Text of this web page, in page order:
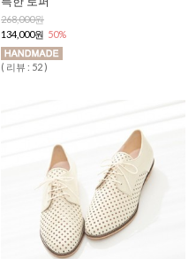
268,000원
134,000원 50%
( 리뷰 : 52 )